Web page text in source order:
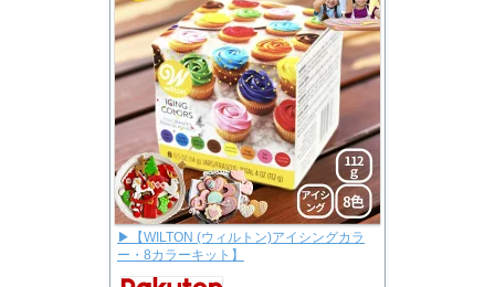
▶【WILTON (ウィルトン)アイシングカラ
ー・8カラーキット】